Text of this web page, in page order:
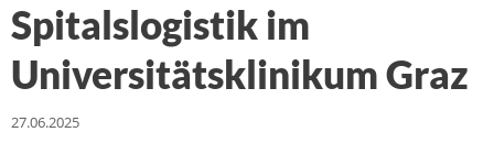
Spitalslogistik im
Universitätsklinikum Graz
27.06.2025